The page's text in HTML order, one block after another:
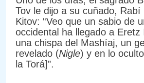
Tov le dijo a su cuñado,
Kitov: “Veo que un sabio de
occidental ha llegado a Eretz
una chispa del Mashíaj, un
revelado (Nigle) y en lo
la Torá]”.